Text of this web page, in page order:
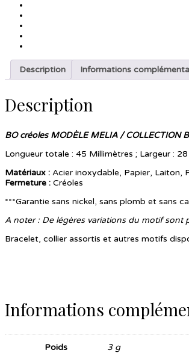
Description Informations
Description
BO créoles MODÈLE MELIA / COLLECTION
Longueur totale : 45 Millimètres ; Largeur :
Matériaux : Acier inoxydable, Papier, Laiton,
Fermeture : Créoles
***Garantie sans nickel, sans plomb et sans
A noter : De légères variations du motif
Bracelet, collier assortis et autres motifs
Informations
Poids 3 g